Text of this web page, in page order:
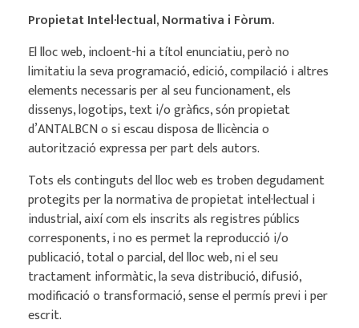
Propietat Intel·lectual, Normativa i Fòrum.
El lloc web, incloent-hi a títol enunciatiu, però no
limitatiu la seva programació, edició, compilació i altres
elements necessaris per al seu funcionament, els
dissenys, logotips, text i/o gràfics, són propietat
d’ANTALBCN o si escau disposa de llicència o
autorització expressa per part dels autors.
Tots els continguts del lloc web es troben degudament
protegits per la normativa de propietat intel·lectual i
industrial, així com els inscrits als registres públics
corresponents, i no es permet la reproducció i/o
publicació, total o parcial, del lloc web, ni el seu
tractament informàtic, la seva distribució, difusió,
modificació o transformació, sense el permís previ i per
escrit.